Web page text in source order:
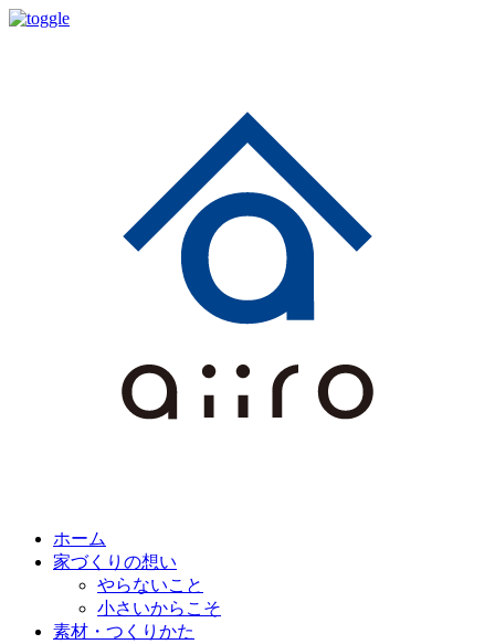
ホーム
家づくりの想い
やらないこと
小さいからこそ
素材・つくりかた